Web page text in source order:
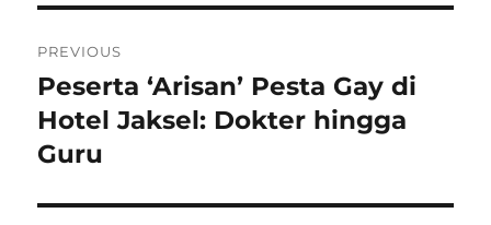
pos
PREVIOUS
Previous
post:
Peserta ‘Arisan’ Pesta Gay di
Hotel Jaksel: Dokter hingga
Guru